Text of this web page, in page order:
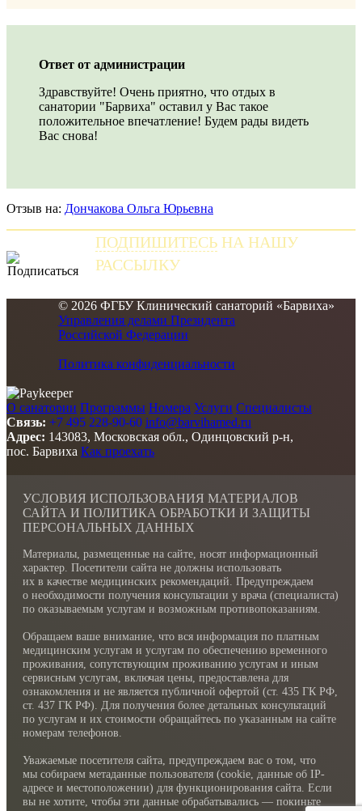
Ответ от администрации
Здравствуйте! Очень приятно, что отдых в
санатории "Барвиха" оставил у Вас такое
положительное впечатление! Будем рады видеть
Вас снова!
Отзыв на: Дончакова Ольга Юрьевна
ПОДПИШИТЕСЬ НА НАШУ
РАССЫЛКУ
© 2026 ФГБУ Клинический санаторий «Барвиха»
Управления делами Президента
Российской Федерации
Политика конфиденциальности
О санатории Программы Номера Услуги Специалисты
Связь: +7 495 228-90-60 info@barvihamed.ru
Адрес: 143083, Московская обл., Одинцовский р-н,
пос. Барвиха Как проехать
УСЛОВИЯ ИСПОЛЬЗОВАНИЯ МАТЕРИАЛОВ
САЙТА И ПОЛИТИКА ОБРАБОТКИ И ЗАЩИТЫ
ПЕРСОНАЛЬНЫХ ДАННЫХ
Материалы, размещенные на сайте, носят информационный
характер. Посетители сайта не должны использовать
их в качестве медицинских рекомендаций. Предупреждаем
о необходимости получения консультации у врача (специалиста)
по оказываемым услугам и возможным противопоказаниям.
Обращаем ваше внимание, что вся информация по платным
медицинским услугам и услугам по обеспечению временного
проживания, сопутствующим проживанию услугам и иным
сервисным услугам, включая цены, предоставлена для
ознакомления и не является публичной офертой (ст. 435 ГК РФ,
cт. 437 ГК РФ). Для получения более детальных консультаций
по услугам и их стоимости обращайтесь по указанным на сайте
номерам телефонов.
Уважаемые посетителя сайта, предупреждаем вас о том, что
мы собираем метаданные пользователя (cookie, данные об IP-
адресе и местоположении) для функционирования сайта. Если
вы не хотите, чтобы эти данные обрабатывались — покиньте